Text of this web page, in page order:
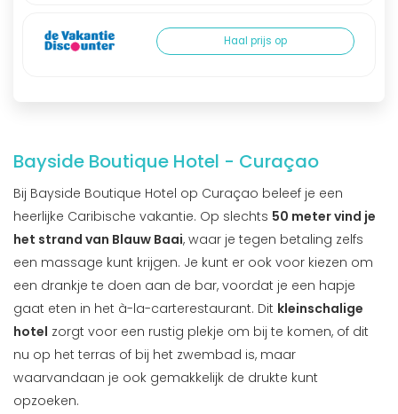
Haal prijs op
Bayside Boutique Hotel - Curaçao
Bij Bayside Boutique Hotel op Curaçao beleef je een
heerlijke Caribische vakantie. Op slechts 50 meter vind je
het strand van Blauw Baai, waar je tegen betaling zelfs
een massage kunt krijgen. Je kunt er ook voor kiezen om
een drankje te doen aan de bar, voordat je een hapje
gaat eten in het à-la-carterestaurant. Dit kleinschalige
hotel zorgt voor een rustig plekje om bij te komen, of dit
nu op het terras of bij het zwembad is, maar
waarvandaan je ook gemakkelijk de drukte kunt
opzoeken.